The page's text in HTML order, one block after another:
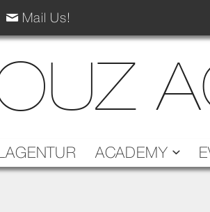
Mail Us!
ACADEMY